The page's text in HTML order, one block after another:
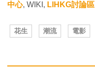
中心, WIKI, LIHKG討論區
花生 潮流 電影